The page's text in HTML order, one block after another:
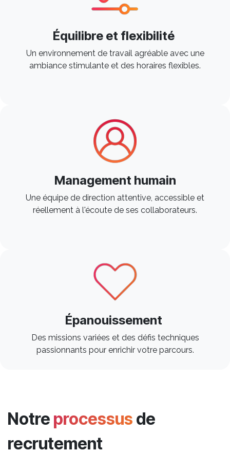
Équilibre et flexibilité
Un environnement de travail agréable avec une
ambiance stimulante et des horaires flexibles.​
Management humain
Une équipe de direction attentive, accessible et
réellement à l'écoute de ses collaborateurs.​
Épanouissement
Des missions variées et des défis techniques
passionnants pour enrichir votre parcours.​
Notre processus de
recrutement